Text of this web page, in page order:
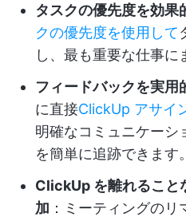
タスクの優先度を効果
クの優先度を使用して
し、最も重要な仕事に
フィードバックを実用
に直接ClickUp アサイ
明確なコミュニケーシ
を簡単に追跡できます。
ClickUp を離れること
加 ：ミーティングの